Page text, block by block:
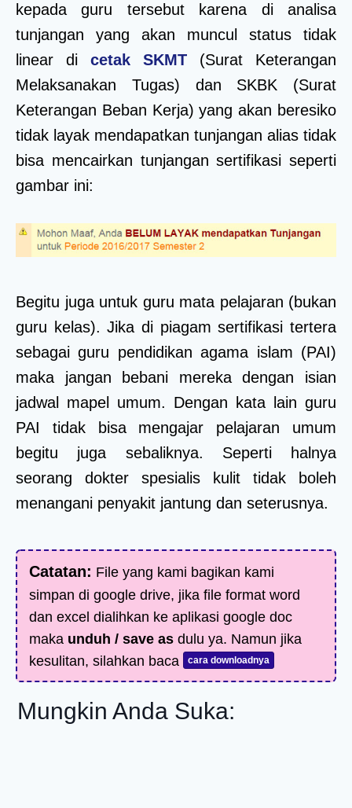
kepada guru tersebut karena di analisa
tunjangan yang akan muncul status tidak
linear di cetak SKMT (Surat Keterangan
Melaksanakan Tugas) dan SKBK (Surat
Keterangan Beban Kerja) yang akan beresiko
tidak layak mendapatkan tunjangan alias tidak
bisa mencairkan tunjangan sertifikasi seperti
gambar ini:
Begitu juga untuk guru mata pelajaran (bukan
guru kelas). Jika di piagam sertifikasi tertera
sebagai guru pendidikan agama islam (PAI)
maka jangan bebani mereka dengan isian
jadwal mapel umum. Dengan kata lain guru
PAI tidak bisa mengajar pelajaran umum
begitu juga sebaliknya. Seperti halnya
seorang dokter spesialis kulit tidak boleh
menangani penyakit jantung dan seterusnya.
Catatan: File yang kami bagikan kami
simpan di google drive, jika file format word
dan excel dialihkan ke aplikasi google doc
maka unduh / save as dulu ya. Namun jika
kesulitan, silahkan baca
cara downloadnya
Mungkin Anda Suka: